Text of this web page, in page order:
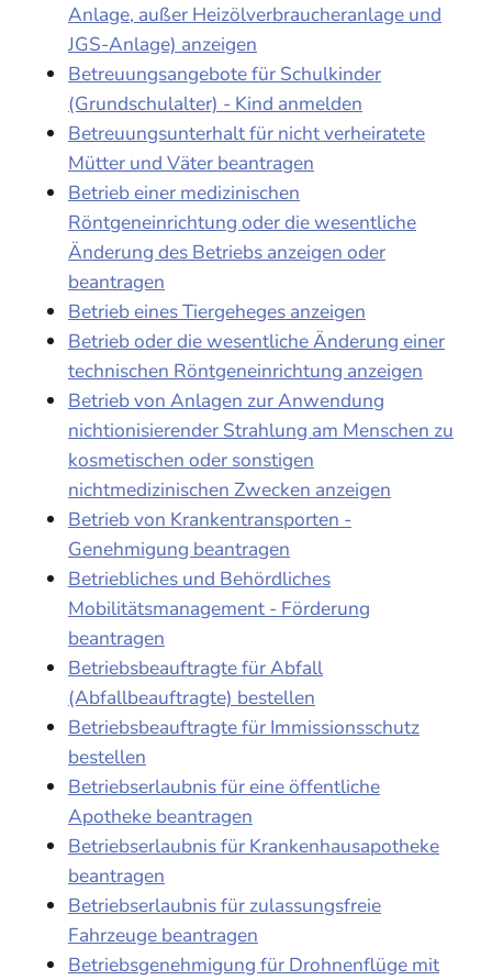
Anlage, außer Heizölverbraucheranlage und
JGS-Anlage) anzeigen
Betreuungsangebote für Schulkinder
(Grundschulalter) - Kind anmelden
Betreuungsunterhalt für nicht verheiratete
Mütter und Väter beantragen
Betrieb einer medizinischen
Röntgeneinrichtung oder die wesentliche
Änderung des Betriebs anzeigen oder
beantragen
Betrieb eines Tiergeheges anzeigen
Betrieb oder die wesentliche Änderung einer
technischen Röntgeneinrichtung anzeigen
Betrieb von Anlagen zur Anwendung
nichtionisierender Strahlung am Menschen zu
kosmetischen oder sonstigen
nichtmedizinischen Zwecken anzeigen
Betrieb von Krankentransporten -
Genehmigung beantragen
Betriebliches und Behördliches
Mobilitätsmanagement - Förderung
beantragen
Betriebsbeauftragte für Abfall
(Abfallbeauftragte) bestellen
Betriebsbeauftragte für Immissionsschutz
bestellen
Betriebserlaubnis für eine öffentliche
Apotheke beantragen
Betriebserlaubnis für Krankenhausapotheke
beantragen
Betriebserlaubnis für zulassungsfreie
Fahrzeuge beantragen
Betriebsgenehmigung für Drohnenflüge mit